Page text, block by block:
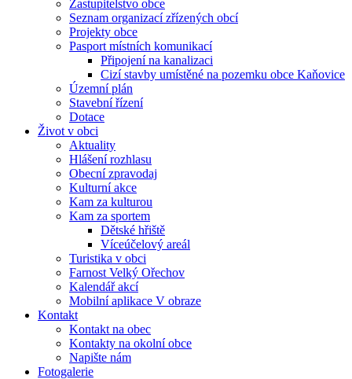
Zastupitelstvo obce
Seznam organizací zřízených obcí
Projekty obce
Pasport místních komunikací
Připojení na kanalizaci
Cizí stavby umístěné na pozemku obce Kaňovice
Územní plán
Stavební řízení
Dotace
Život v obci
Aktuality
Hlášení rozhlasu
Obecní zpravodaj
Kulturní akce
Kam za kulturou
Kam za sportem
Dětské hřiště
Víceúčelový areál
Turistika v obci
Farnost Velký Ořechov
Kalendář akcí
Mobilní aplikace V obraze
Kontakt
Kontakt na obec
Kontakty na okolní obce
Napište nám
Fotogalerie